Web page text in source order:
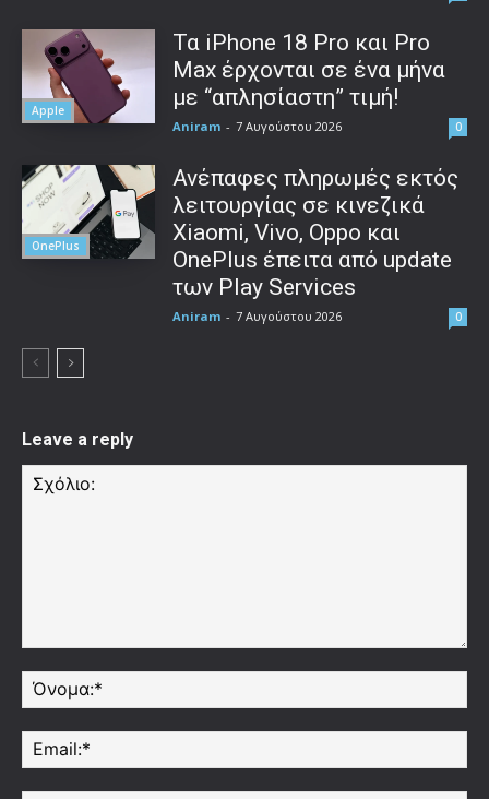
Apple
Τα iPhone 18 Pro και Pro
Max έρχονται σε ένα μήνα
με “απλησίαστη” τιμή!
Aniram - 7 Αυγούστου 2026 0
OnePlus
Ανέπαφες πληρωμές εκτός
λειτουργίας σε κινεζικά
Xiaomi, Vivo, Oppo και
OnePlus έπειτα από update
των Play Services
Aniram - 7 Αυγούστου 2026 0
Leave a reply